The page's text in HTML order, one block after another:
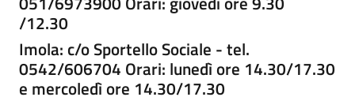
/12.30
Imola: c/o Sportello Sociale - tel.
0542/606704 Orari: lunedì ore 14.30/17.30
e mercoledì ore 14.30/17.30